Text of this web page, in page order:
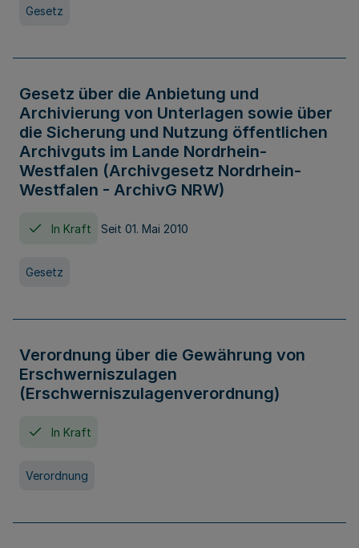
Gesetz
Gesetz über die Anbietung und
Archivierung von Unterlagen sowie über
die Sicherung und Nutzung öffentlichen
Archivguts im Lande Nordrhein-
Westfalen (Archivgesetz Nordrhein-
Westfalen - ArchivG NRW)
In Kraft Seit 01. Mai 2010
Gesetz
Verordnung über die Gewährung von
Erschwerniszulagen
(Erschwerniszulagenverordnung)
In Kraft
Verordnung